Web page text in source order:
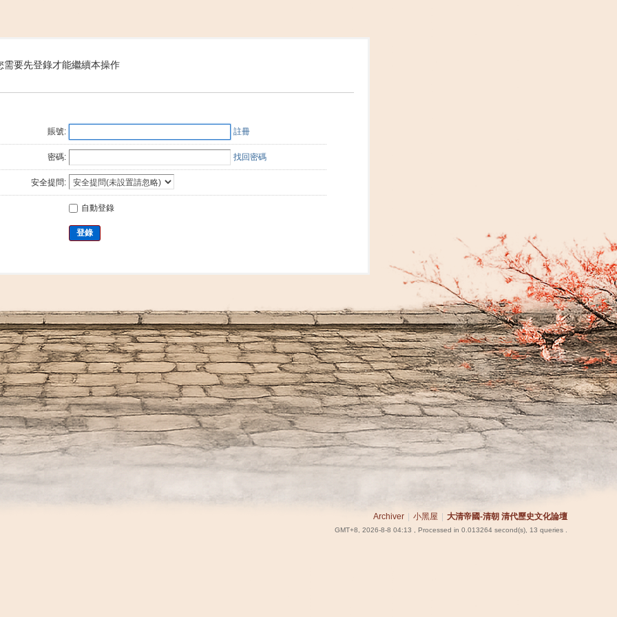
需要先登錄才能繼續本操作
賬號: 註冊
密碼: 找回密碼
安全提問:
自動登錄
登錄
Archiver 小黑屋 大清帝國-清朝 清代歷史文化論壇
GMT+8, 2026-8-8 04:13 , Processed in 0.013264 second(s), 13 queries .